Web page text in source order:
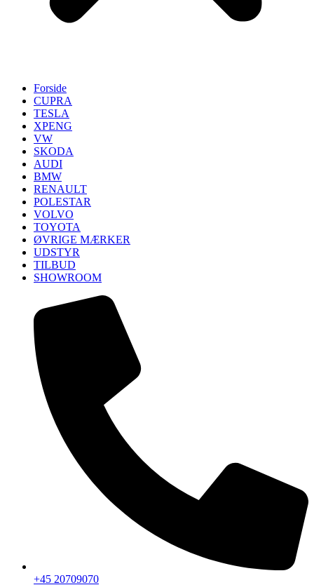
Forside
CUPRA
TESLA
XPENG
VW
SKODA
AUDI
BMW
RENAULT
POLESTAR
VOLVO
TOYOTA
ØVRIGE MÆRKER
UDSTYR
TILBUD
SHOWROOM
+45 20709070